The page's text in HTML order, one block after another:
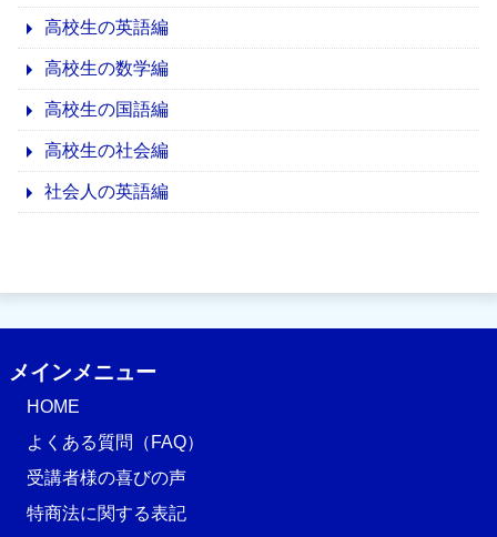
高校生の英語編
高校生の数学編
高校生の国語編
高校生の社会編
社会人の英語編
メインメニュー
HOME
よくある質問（FAQ）
受講者様の喜びの声
特商法に関する表記